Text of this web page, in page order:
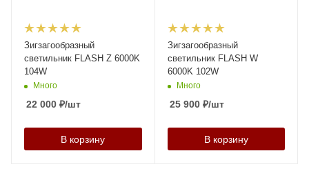
Зигзагообразный
светильник FLASH Z 6000K
104W
Много
22 000 ₽/шт
В корзину
Зигзагообразный
светильник FLASH W
6000K 102W
Много
25 900₽/шт
В корзину